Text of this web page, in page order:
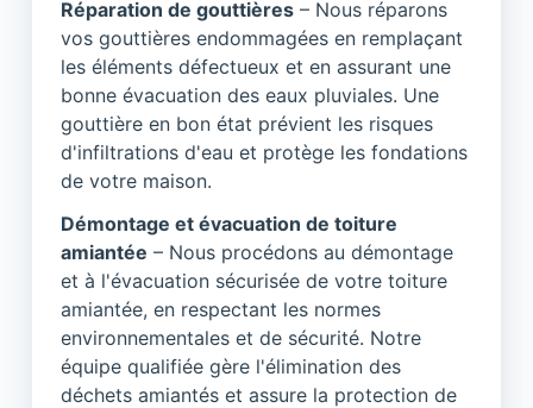
Réparation de gouttières – Nous réparons
vos gouttières endommagées en remplaçant
les éléments défectueux et en assurant une
bonne évacuation des eaux pluviales. Une
gouttière en bon état prévient les risques
d'infiltrations d'eau et protège les fondations
de votre maison.
Démontage et évacuation de toiture
amiantée – Nous procédons au démontage
et à l'évacuation sécurisée de votre toiture
amiantée, en respectant les normes
environnementales et de sécurité. Notre
équipe qualifiée gère l'élimination des
déchets amiantés et assure la protection de